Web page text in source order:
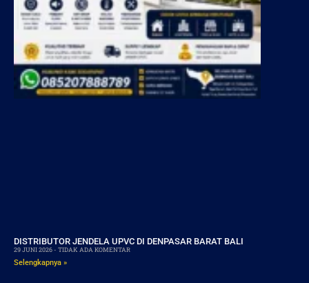
DISTRIBUTOR JENDELA UPVC DI DENPASAR BARAT BALI
29 JUNI 2026 TIDAK ADA KOMENTAR
Selengkapnya »